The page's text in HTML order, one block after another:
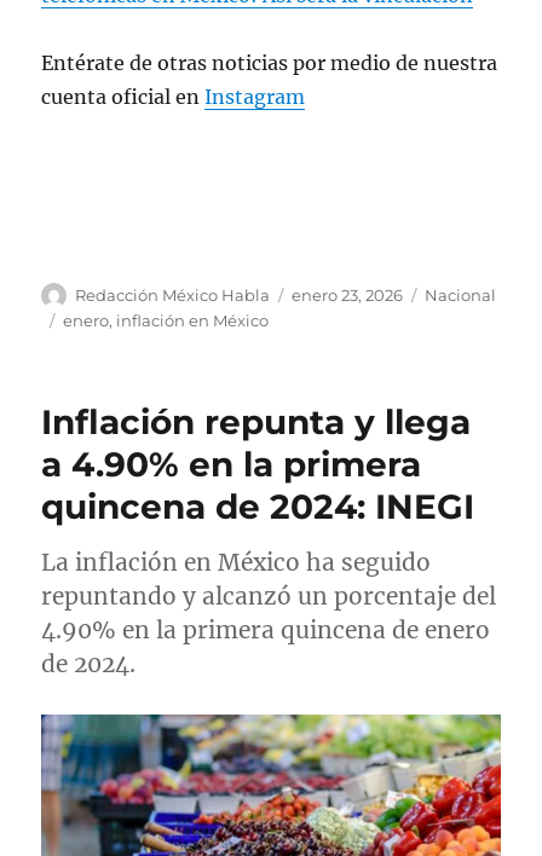
Entérate de otras noticias por medio de nuestra
cuenta oficial enInstagram
A
u
Redacción México Habla
P
c
d
o
e
enero 23, 2026
C
o
r
a
s
Nacional
E
u
a
s
enero, inflación en México
Inflación repunta y llega
a 4.90% en la primera
quincena de 2024: INEGI
La inflación en México ha seguido
repuntando y alcanzó un porcentaje del
4.90% en la primera quincena de enero
de 2024.